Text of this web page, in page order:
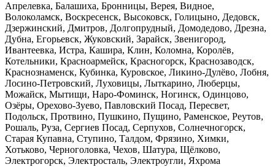
Апрелевка, Балашиха, Бронницы, Верея, Видное,
Волоколамск, Воскресенск, Высоковск, Голицыно, Дедовск,
Дзержинский, Дмитров, Долгопрудный, Домодедово, Дрезна,
Дубна, Егорьевск, Жуковский, Зарайск, Звенигород,
Ивантеевка, Истра, Кашира, Клин, Коломна, Королёв,
Котельники, Красноармейск, Красногорск, Краснозаводск,
Краснознаменск, Кубинка, Куровское, Ликино-Дулёво, Лобня,
Лосино-Петровский, Луховицы, Лыткарино, Люберцы,
Можайск, Мытищи, Наро-Фоминск, Ногинск, Одинцово,
Озёры, Орехово-Зуево, Павловский Посад, Пересвет,
Подольск, Протвино, Пушкино, Пущино, Раменское, Реутов,
Рошаль, Руза, Сергиев Посад, Серпухов, Солнечногорск,
Старая Купавна, Ступино, Талдом, Фрязино, Химки,
Хотьково, Черноголовка, Чехов, Шатура, Щёлково,
Электрогорск, Электросталь, Электроугли, Яхрома